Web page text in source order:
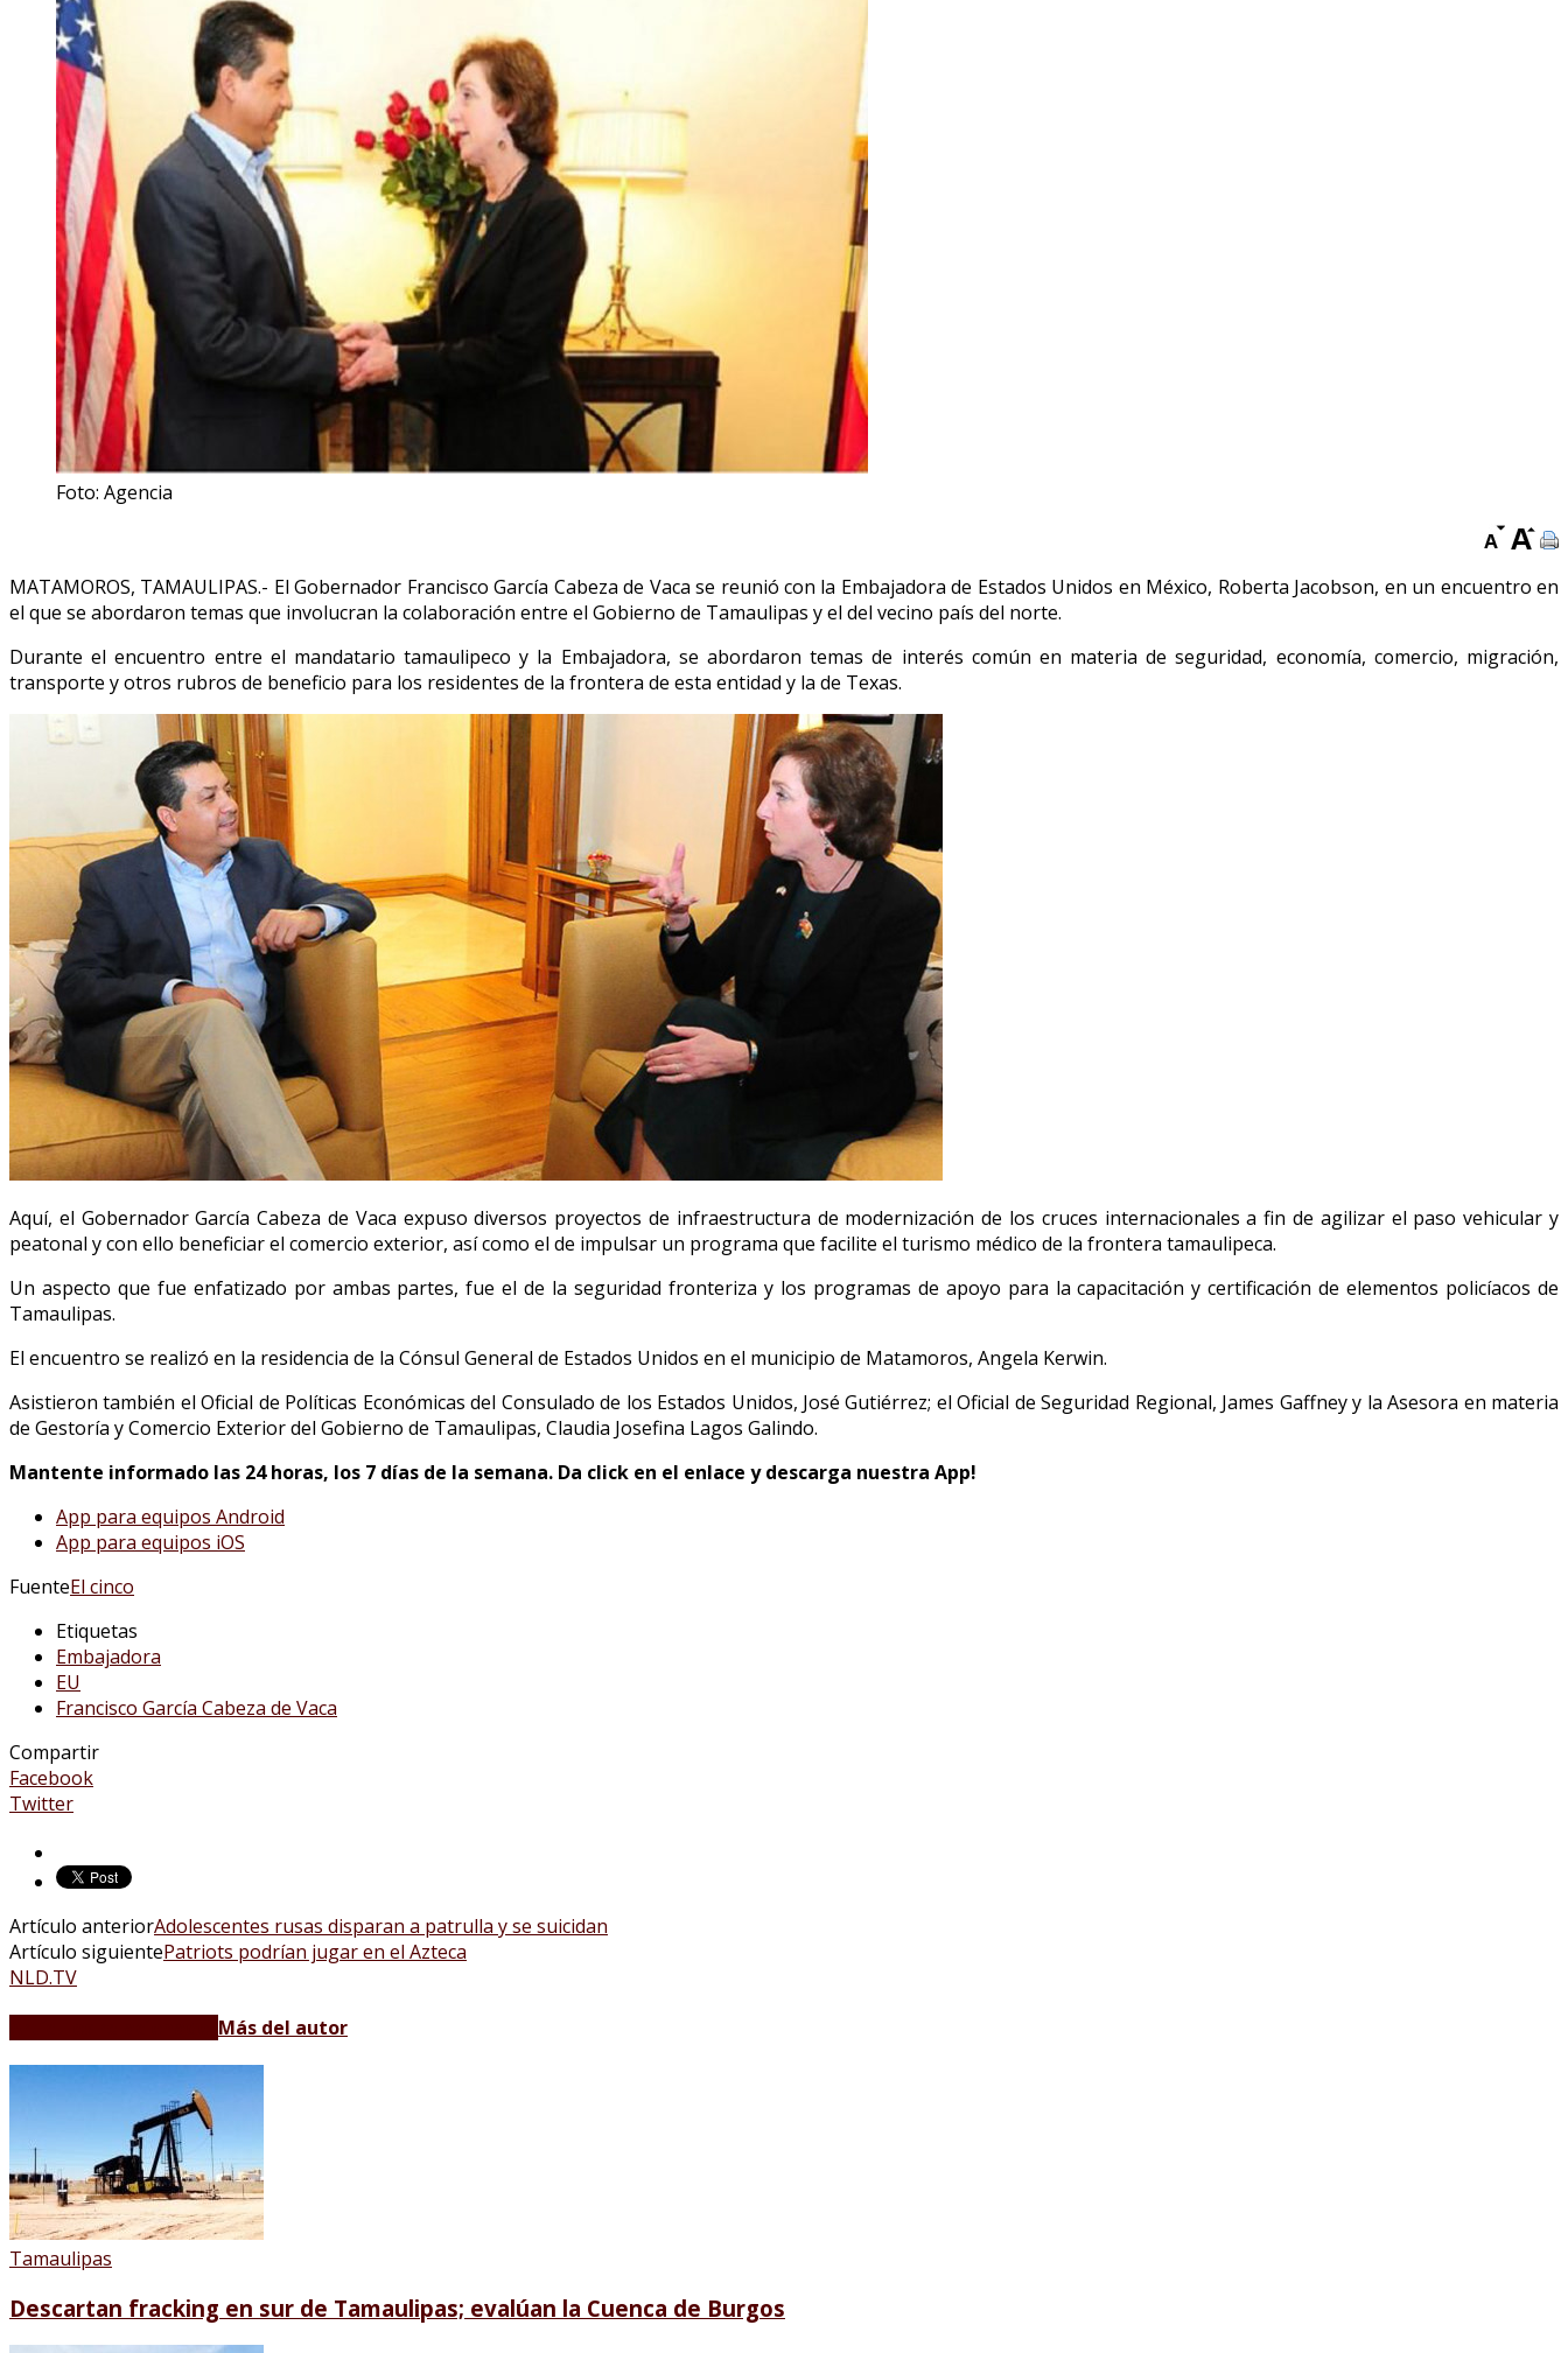
Foto: Agencia
MATAMOROS, TAMAULIPAS.- El Gobernador Francisco García Cabeza de Vaca se reunió con la Embajadora de Estados Unidos en México, Roberta Jacobson, en un encuentro en
el que se abordaron temas que involucran la colaboración entre el Gobierno de Tamaulipas y el del vecino país del norte.
Durante el encuentro entre el mandatario tamaulipeco y la Embajadora, se abordaron temas de interés común en materia de seguridad, economía, comercio, migración,
transporte y otros rubros de beneficio para los residentes de la frontera de esta entidad y la de Texas.
Aquí, el Gobernador García Cabeza de Vaca expuso diversos proyectos de infraestructura de modernización de los cruces internacionales a fin de agilizar el paso vehicular y
peatonal y con ello beneficiar el comercio exterior, así como el de impulsar un programa que facilite el turismo médico de la frontera tamaulipeca.
Un aspecto que fue enfatizado por ambas partes, fue el de la seguridad fronteriza y los programas de apoyo para la capacitación y certificación de elementos policíacos de
Tamaulipas.
El encuentro se realizó en la residencia de la Cónsul General de Estados Unidos en el municipio de Matamoros, Angela Kerwin.
Asistieron también el Oficial de Políticas Económicas del Consulado de los Estados Unidos, José Gutiérrez; el Oficial de Seguridad Regional, James Gaffney y la Asesora en materia
de Gestoría y Comercio Exterior del Gobierno de Tamaulipas, Claudia Josefina Lagos Galindo.
Mantente informado las 24 horas, los 7 días de la semana. Da click en el enlace y descarga nuestra App!
App para equipos Android
App para equipos iOS
FuenteEl cinco
Etiquetas
Embajadora
EU
Francisco García Cabeza de Vaca
Compartir
Facebook
Twitter
Artículo anteriorAdolescentes rusas disparan a patrulla y se suicidan
Artículo siguientePatriots podrían jugar en el Azteca
NLD.TV
Más del autor
Tamaulipas
Descartan fracking en sur de Tamaulipas; evalúan la Cuenca de Burgos